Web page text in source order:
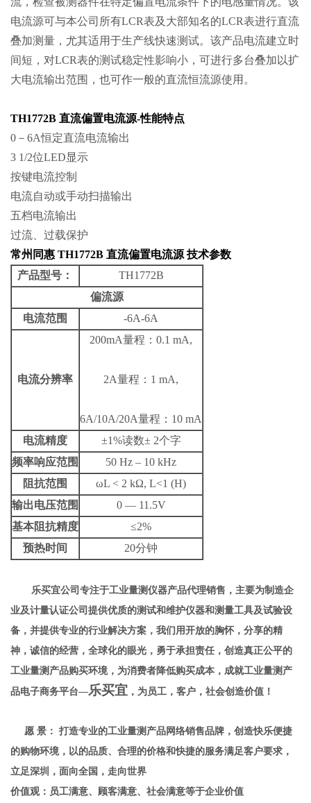
电流源可与本公司所有LCR表及大部知名的LCR表进行直流
叠加测量，尤其适用于生产线快速测试。该产品电流建立时
间短，对LCR表的测试稳定性影响小，可进行多台叠加以扩
大电流输出范围，也可作一般的直流恒流源使用。
TH1772B 直流偏置电流源-性能特点
0－6A恒定直流电流输出
3 1/2位LED显示
按键电流控制
电流自动或手动扫描输出
五档电流输出
过流、过载保护
常州同惠 TH1772B 直流偏置电流源 ​ 技术参数
产品型号：
TH1772B
偏流源
电流范围
-6A-6A
电流分辨率
200mA量程：0.1 mA,
2A量程：1 mA,
6A/10A/20A量程：10 mA
电流精度
±1%读数± 2个字
频率响应范围
50 Hz – 10 kHz
阻抗范围
ωL < 2 kΩ, L<1 (H)
输出电压范围
0 — 11.5V
基本阻抗精度
≤2%
预热时间
20分钟
乐买宜公司专注于工业量测仪器产品代理销售，主要为制造企
业及计量认证公司提供优质的测试和维护仪器和测量工具及试验设
备，并提供专业的行业解决方案，我们用开放的胸怀，分享的精
神，诚信的经营，全球化的眼光，勇于承担责任，创造真正公平的
工业量测产品购买环境，为消费者降低购买成本，成就工业量测产
品电子商务平台—乐买宜 ，为员工，客户，社会创造价值！
愿 景：
打造专业的工业量测产品网络销售品牌，创造快乐便捷
的购物环境，以的品质、合理的价格和快捷的服务满足客户要求，
立足深圳，面向全国，走向世界
价值观：员工满意、顾客满意、社会满意等于企业价值